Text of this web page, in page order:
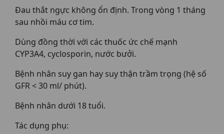
Đau thắt ngực không ổn định. Trong vòng 1 tháng
sau nhồi máu cơ tim.
Dùng đồng thời với các thuốc ức chế mạnh
CYP3A4, cyclosporin, nước bưởi.
Bệnh nhân suy gan hay suy thận trầm trọng (hệ số
GFR < 30 ml/ phút).
Bệnh nhân dưới 18 tuổi.
Tác dụng phụ: